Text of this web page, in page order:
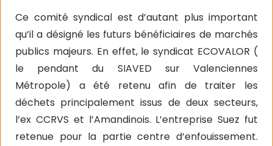
Ce comité syndical est d’autant plus important
qu’il a désigné les futurs bénéficiaires de marchés
publics majeurs. En effet, le syndicat ECOVALOR (
le pendant du SIAVED sur Valenciennes
Métropole) a été retenu afin de traiter les
déchets principalement issus de deux secteurs,
l’ex CCRVS et l’Amandinois. L’entreprise Suez fut
retenue pour la partie centre d’enfouissement.